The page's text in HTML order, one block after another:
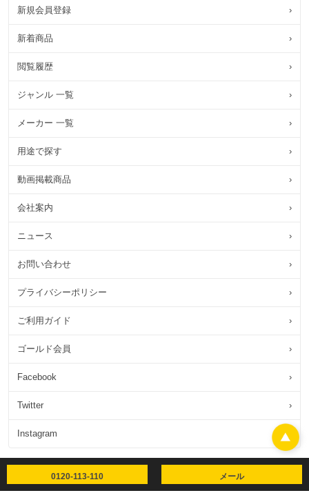
新規会員登録 ›
新着商品 ›
閲覧履歴 ›
ジャンル 一覧 ›
メーカー 一覧 ›
用途で探す ›
動画掲載商品 ›
会社案内 ›
ニュース ›
お問い合わせ ›
プライバシーポリシー ›
ご利用ガイド ›
ゴールド会員 ›
Facebook ›
Twitter ›
Instagram
0120-113-110 メール